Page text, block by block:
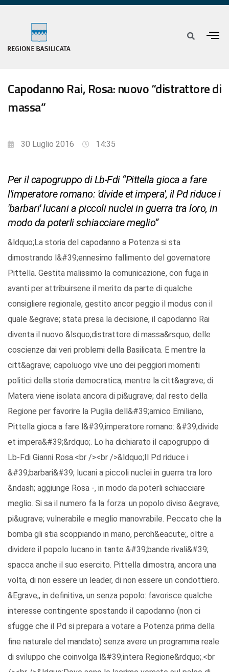
Capodanno Rai, Rosa: nuovo “distrattore di
massa”
30 Luglio 2016 14:35
Per il capogruppo di Lb-Fdi “Pittella gioca a fare
l'imperatore romano: 'divide et impera', il Pd riduce i
'barbari' lucani a piccoli nuclei in guerra tra loro, in
modo da poterli schiacciare meglio”
&ldquo;La storia del capodanno a Potenza si sta
dimostrando l&#39;ennesimo fallimento del governatore
Pittella. Gestita malissimo la comunicazione, con fuga in
avanti per attribuirsene il merito da parte di qualche
consigliere regionale, gestito ancor peggio il modus con il
quale &egrave; stata presa la decisione, il capodanno Rai
diventa il nuovo &lsquo;distrattore di massa&rsquo; delle
coscienze dai veri problemi della Basilicata. E mentre la
citt&agrave; capoluogo vive uno dei peggiori momenti
politici della storia democratica, mentre la citt&agrave; di
Matera viene isolata ancora di pi&ugrave; dal resto della
Regione per favorire la Puglia dell&#39;amico Emiliano,
Pittella gioca a fare l&#39;imperatore romano: &#39;divide
et impera&#39;&rdquo;. Lo ha dichiarato il capogruppo di
Lb-Fdi Gianni Rosa.<br /><br />&ldquo;Il Pd riduce i
&#39;barbari&#39; lucani a piccoli nuclei in guerra tra loro
&ndash; aggiunge Rosa -, in modo da poterli schiacciare
meglio. Si sa il numero fa la forza: un popolo diviso &egrave;
pi&ugrave; vulnerabile e meglio manovrabile. Peccato che la
bomba gli stia scoppiando in mano, perch&eacute;, oltre a
dividere il popolo lucano in tante &#39;bande rivali&#39;
spacca anche il suo esercito. Pittella dimostra, ancora una
volta, di non essere un leader, di non essere un condottiero.
&Egrave;, in definitiva, un senza popolo: favorisce qualche
interesse contingente spostando il capodanno (non ci
sfugge che il Pd si prepara a votare a Potenza prima della
fine naturale del mandato) senza avere un programma reale
di sviluppo che coinvolga l&#39;intera Regione&rdquo;.<br